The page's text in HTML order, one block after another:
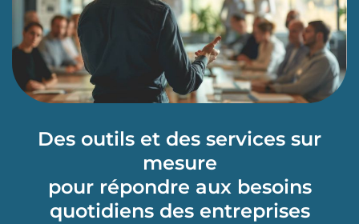
Des outils et des services sur
mesure
pour répondre aux besoins
quotidiens des entreprises